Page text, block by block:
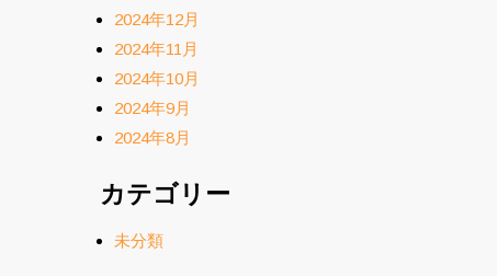
2024年12月
2024年11月
2024年10月
2024年9月
2024年8月
カテゴリー
未分類